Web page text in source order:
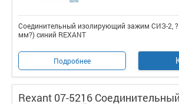
Соединительный изолирующий зажим СИЗ-2, ?
мм?) синий REXANT
Подробнее
Rexant 07-5216 Соединительный